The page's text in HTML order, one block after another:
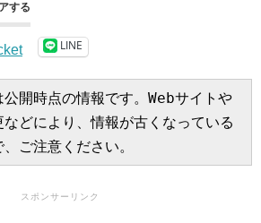
する
LINE
開時点の情報です。Webサイトや
どにより、情報が古くなっている
ご注意ください。
スポンサーリンク